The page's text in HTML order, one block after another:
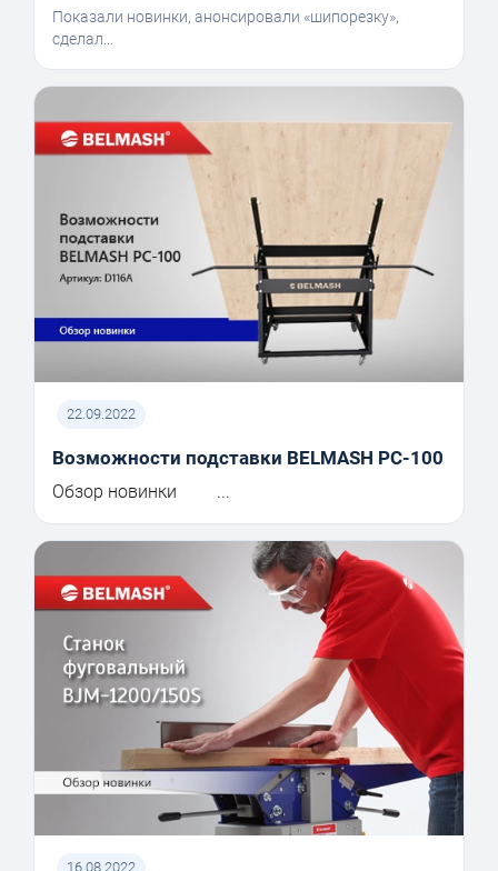
Показали новинки, анонсировали «шипорезку»,
сделал...
22.09.2022
Возможности подставки BELMASH PC-100
Обзор новинки ...
16.08.2022